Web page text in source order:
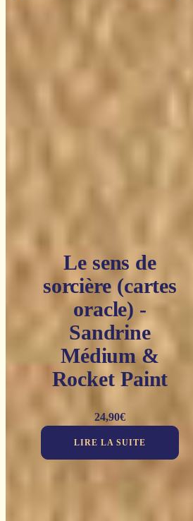
Le sens de
sorcière (cartes
oracle) -
Sandrine
Médium &
Rocket Paint
24,90€
LIRE LA SUITE